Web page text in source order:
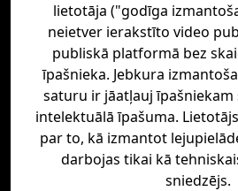
lietotāja ("godīga
neietver ierakstīto video
publiskā platformā bez
īpašnieka. Jebkura
saturu ir jāatļauj īpašniekam
intelektuālā īpašuma.
par to, kā izmantot
darbojas tikai kā
sniedzējs.